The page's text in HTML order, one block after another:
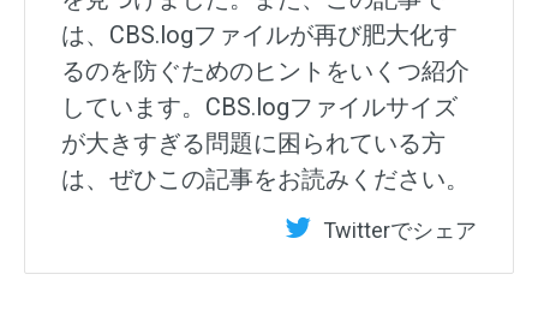
は、CBS.logファイルが再び肥大化す
るのを防ぐためのヒントをいくつ紹介
しています。CBS.logファイルサイズ
が大きすぎる問題に困られている方
は、ぜひこの記事をお読みください。
Twitterでシェア